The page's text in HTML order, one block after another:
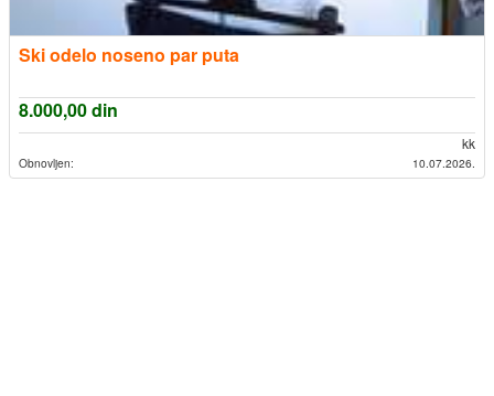
Ski odelo noseno par puta
8.000,00din
kk
Obnovljen: 10.07.2026.